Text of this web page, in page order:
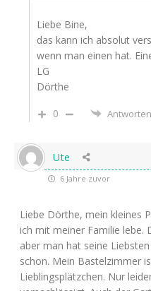
Liebe Bine,
das kann ich absolut
wenn man einen hat.
LG
Dörthe
0
Antworten
Ute
6 Jahre zuvor
Liebe Dörthe, mein kleines
ich mit meiner Familie lebe.
aber man hat seine
schon. Mein Bastelzimmer
Lieblingsplätzchen. Nur